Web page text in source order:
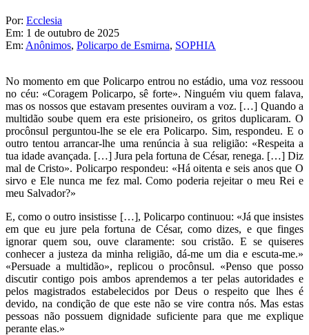
Por: Ecclesia
Em: 1 de outubro de 2025
Em: Anônimos, Policarpo de Esmirna, SOPHIA
No momento em que Policarpo entrou no estádio, uma voz ressoou
no céu: «Coragem Policarpo, sê forte». Ninguém viu quem falava,
mas os nossos que estavam presentes ouviram a voz. […] Quando a
multidão soube quem era este prisioneiro, os gritos duplicaram. O
procônsul perguntou-lhe se ele era Policarpo. Sim, respondeu. E o
outro tentou arrancar-lhe uma renúncia à sua religião: «Respeita a
tua idade avançada. […] Jura pela fortuna de César, renega. […] Diz
mal de Cristo». Policarpo respondeu: «Há oitenta e seis anos que O
sirvo e Ele nunca me fez mal. Como poderia rejeitar o meu Rei e
meu Salvador?»
E, como o outro insistisse […], Policarpo continuou: «Já que insistes
em que eu jure pela fortuna de César, como dizes, e que finges
ignorar quem sou, ouve claramente: sou cristão. E se quiseres
conhecer a justeza da minha religião, dá-me um dia e escuta-me.»
«Persuade a multidão», replicou o procônsul. «Penso que posso
discutir contigo pois ambos aprendemos a ter pelas autoridades e
pelos magistrados estabelecidos por Deus o respeito que lhes é
devido, na condição de que este não se vire contra nós. Mas estas
pessoas não possuem dignidade suficiente para que me explique
perante elas.»